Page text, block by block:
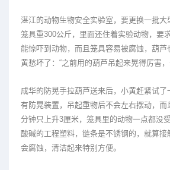
湛江的动物生物安全实验室，要更换一批大
笼具重300公斤，里面还住着实验动物，要
能惊吓到动物，而且笼具容易被腐蚀，葫
黄愁坏了：“之前用的葫芦吊起来晃得厉害
成华的防晃手拉葫芦送来后，小黄赶紧试了
有防晃装置，吊起重物后不会左右摆动，而
分钟只上升3厘米，笼具里的动物一点都没
酸碱的工程塑料，链条是不锈钢的，就算接
会腐蚀，清洁起来特别方便。